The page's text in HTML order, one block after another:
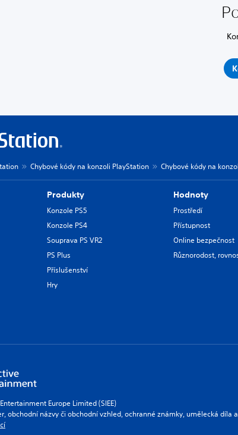
Chybové kódy na konzoli PlayStation Chybové kódy na
Produkty
Konzole PS5
Konzole PS4
Souprava PS VR2
PS Plus
Příslušenství
Hry
Hodnoty
Prostředí
Přístupnost
Online bezpečnost
Různorodost,
Europe Limited (SIEE)
obchodní názvy či obchodní vzhled, ochranné známky, umělecká